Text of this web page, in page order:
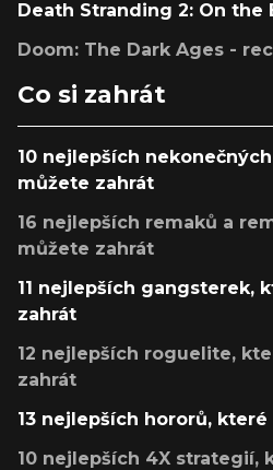
Death Stranding 2: On the
Doom: The Dark Ages -
Co si zahrát
10 nejlepších
můžete zahrát
16 nejlepších remaků a
můžete zahrát
11 nejlepších gangsterek,
zahrát
12 nejlepších roguelite,
zahrát
13 nejlepších hororů,
10 nejlepších 4X strategií,